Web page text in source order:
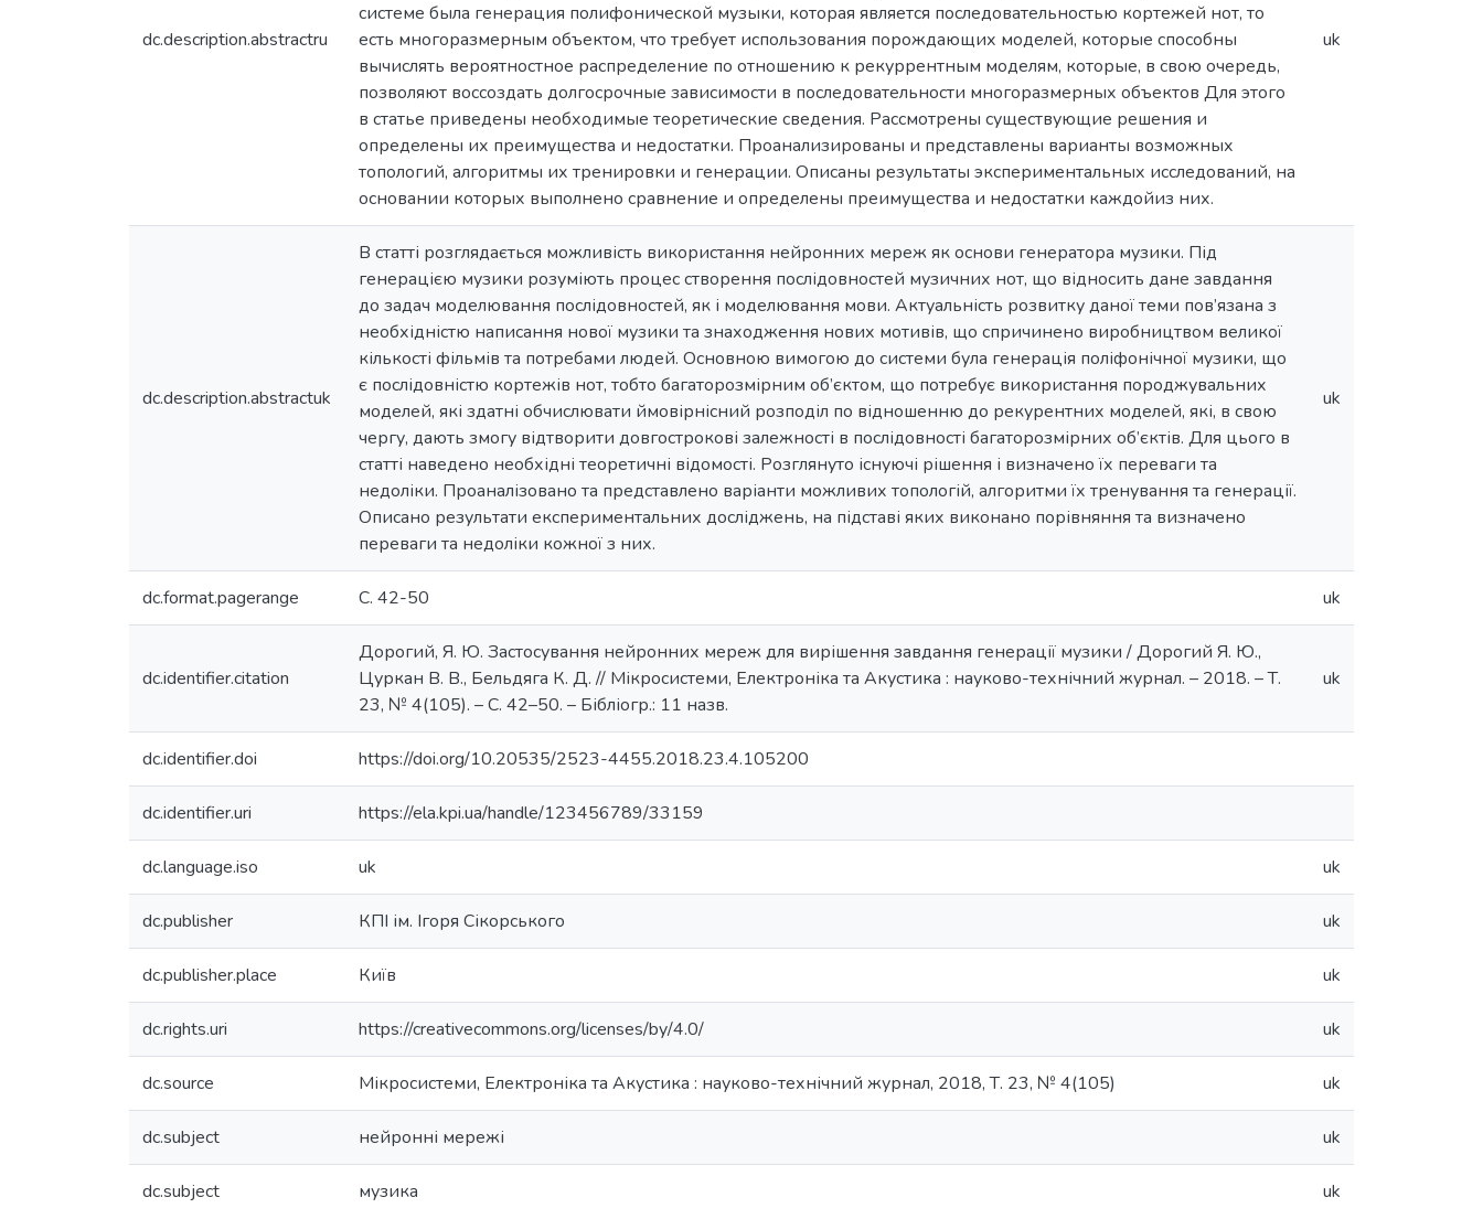
dc.description.abstractru
системе была генерация полифонической музыки, которая является последовательностью кортежей нот, то
есть многоразмерным объектом, что требует использования порождающих моделей, которые способны
вычислять вероятностное распределение по отношению к рекуррентным моделям, которые, в свою очередь,
позволяют воссоздать долгосрочные зависимости в последовательности многоразмерных объектов Для этого
в статье приведены необходимые теоретические сведения. Рассмотрены существующие решения и
определены их преимущества и недостатки. Проанализированы и представлены варианты возможных
топологий, алгоритмы их тренировки и генерации. Описаны результаты экспериментальных исследований, на
основании которых выполнено сравнение и определены преимущества и недостатки каждойиз них.
uk
dc.description.abstractuk
В статті розглядається можливість використання нейронних мереж як основи генератора музики. Під
генерацією музики розуміють процес створення послідовностей музичних нот, що відносить дане завдання
до задач моделювання послідовностей, як і моделювання мови. Актуальність розвитку даної теми пов’язана з
необхідністю написання нової музики та знаходження нових мотивів, що спричинено виробництвом великої
кількості фільмів та потребами людей. Основною вимогою до системи була генерація поліфонічної музики, що
є послідовністю кортежів нот, тобто багаторозмірним об’єктом, що потребує використання породжувальних
моделей, які здатні обчислювати ймовірнісний розподіл по відношенню до рекурентних моделей, які, в свою
чергу, дають змогу відтворити довгострокові залежності в послідовності багаторозмірних об’єктів. Для цього в
статті наведено необхідні теоретичні відомості. Розглянуто існуючі рішення і визначено їх переваги та
недоліки. Проаналізовано та представлено варіанти можливих топологій, алгоритми їх тренування та генерації.
Описано результати експериментальних досліджень, на підставі яких виконано порівняння та визначено
переваги та недоліки кожної з них.
uk
dc.format.pagerange С. 42-50 uk
dc.identifier.citation
Дорогий, Я. Ю. Застосування нейронних мереж для вирішення завдання генерації музики / Дорогий Я. Ю.,
Цуркан В. В., Бельдяга К. Д. // Мікросистеми, Електроніка та Акустика : науково-технічний журнал. – 2018. – Т.
23, № 4(105). – С. 42–50. – Бібліогр.: 11 назв.
uk
dc.identifier.doi https://doi.org/10.20535/2523-4455.2018.23.4.105200
dc.identifier.uri https://ela.kpi.ua/handle/123456789/33159
dc.language.iso uk uk
dc.publisher КПІ ім. Ігоря Сікорського uk
dc.publisher.place Київ uk
dc.rights.uri https://creativecommons.org/licenses/by/4.0/ uk
dc.source Мікросистеми, Електроніка та Акустика : науково-технічний журнал, 2018, Т. 23, № 4(105) uk
dc.subject нейронні мережі uk
dc.subject музика uk